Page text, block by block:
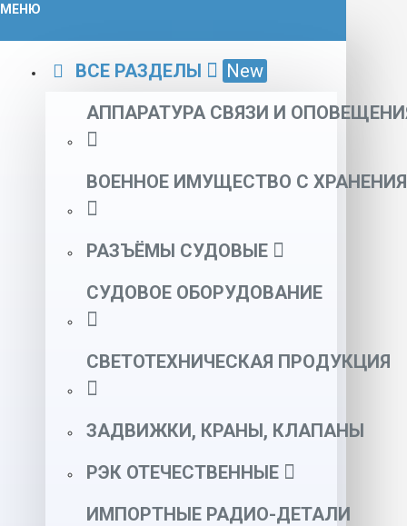
МЕНЮ
ВСЕ РАЗДЕЛЫ
New
АППАРАТУРА СВЯЗИ И
ВОЕННОЕ ИМУЩЕСТВО С ХРАНЕНИЯ
РАЗЪЁМЫ СУДОВЫЕ
СУДОВОЕ ОБОРУДОВАНИЕ
СВЕТОТЕХНИЧЕСКАЯ ПРОДУКЦИЯ
ЗАДВИЖКИ, КРАНЫ, КЛАПАНЫ
РЭК ОТЕЧЕСТВЕННЫЕ
ИМПОРТНЫЕ РАДИО-ДЕТАЛИ